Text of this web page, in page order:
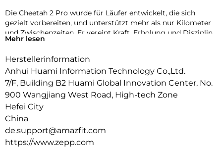
Die Cheetah 2 Pro wurde für Läufer entwickelt, die sich
gezielt vorbereiten, und unterstützt mehr als nur Kilometer
und Zwischenzeiten. Er vereint Kraft, Erholung und Disziplin,
die die Leistungsfähigkeit steigern.
Titanfestigkeit. Strukturelle Leichtigkeit.
Das Design wurde auf raffinierte Leistungsfähigkeit und
strukturelle Leichtigkeit ausgelegt und verzichtet auf
überflüssiges Material, sodass jedes Element
Geschwindigkeit, Kraft und Effizienz fördert. Der Cheetah 2
Pro wurde für die langfristige Vorbereitung entwickelt und
sorgt für Klarheit in jeder Trainingsphase, damit Sie
Anstrengung, Erholung und Fortschritt sicher aufeinander
abstimmen können.
Mehr lesen
Herstellerinformation
Anhui Huami Information Technology Co.,Ltd.
7/F, Building B2 Huami Global Innovation Center, No.
900 Wangjiang West Road, High-tech Zone
Hefei City
China
de.support@amazfit.com
https://www.zepp.com